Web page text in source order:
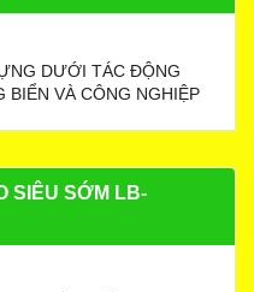
DƯỚI TÁC ĐỘNG
VÀ CÔNG NGHIỆP
SIÊU SỚM LB-